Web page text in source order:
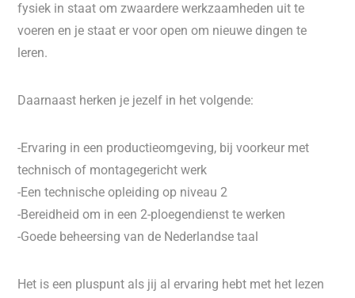
fysiek in staat om zwaardere werkzaamheden uit te
voeren en je staat er voor open om nieuwe dingen te
leren.
Daarnaast herken je jezelf in het volgende:
-Ervaring in een productieomgeving, bij voorkeur met
technisch of montagegericht werk
-Een technische opleiding op niveau 2
-Bereidheid om in een 2-ploegendienst te werken
-Goede beheersing van de Nederlandse taal
Het is een pluspunt als jij al ervaring hebt met het lezen